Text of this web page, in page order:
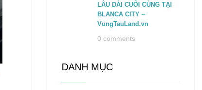
LÂU DÀI CUỐI CÙNG TẠI
BLANCA CITY –
VungTauLand.vn
0 comments
DANH MỤC